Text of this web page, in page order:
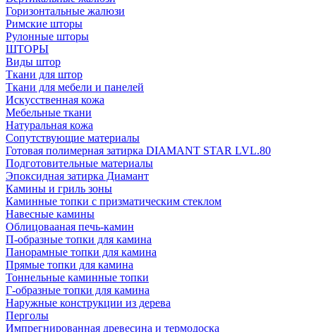
Горизонтальные жалюзи
Римские шторы
Рулонные шторы
ШТОРЫ
Виды штор
Ткани для штор
Ткани для мебели и панелей
Искусственная кожа
Мебельные ткани
Натуральная кожа
Сопутствующие материалы
Готовая полимерная затирка DIAMANT STAR LVL.80
Подготовительные материалы
Эпоксидная затирка Диамант
Камины и гриль зоны
Каминные топки с призматическим стеклом
Навесные камины
Облицовааная печь-камин
П-образные топки для камина
Панорамные топки для камина
Прямые топки для камина
Тоннельные каминные топки
Г-образные топки для камина
Наружные конструкции из дерева
Перголы
Импрегнированная древесина и термодоска